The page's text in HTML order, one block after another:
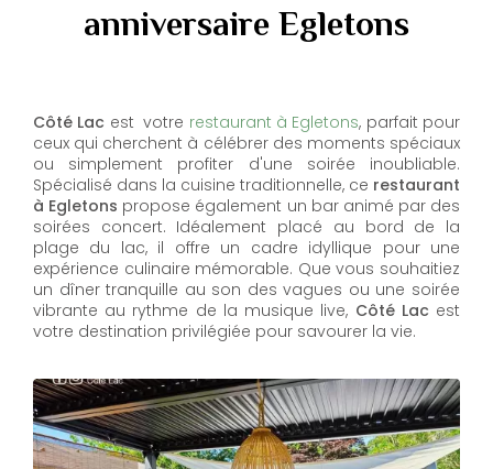
anniversaire Egletons
Côté Lac est votre restaurant à Egletons, parfait pour
ceux qui cherchent à célébrer des moments spéciaux
ou simplement profiter d'une soirée inoubliable.
Spécialisé dans la cuisine traditionnelle, ce restaurant
à Egletons propose également un bar animé par des
soirées concert. Idéalement placé au bord de la
plage du lac, il offre un cadre idyllique pour une
expérience culinaire mémorable. Que vous souhaitiez
un dîner tranquille au son des vagues ou une soirée
vibrante au rythme de la musique live, Côté Lac est
votre destination privilégiée pour savourer la vie.